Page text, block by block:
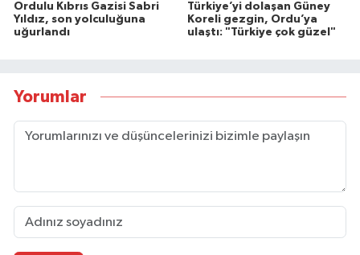
Ordulu Kıbrıs Gazisi Sabri
Yıldız, son yolculuğuna
uğurlandı
Türkiye’yi dolaşan Güney
Koreli gezgin, Ordu’ya
ulaştı: "Türkiye çok güzel"
Yorumlar